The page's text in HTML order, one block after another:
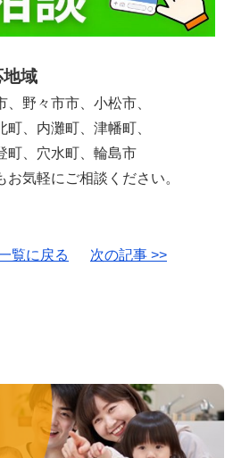
域
野々市市、小松市、
、内灘町、津幡町、
町、穴水町、輪島市
気軽にご相談ください。
覧に戻る 次の記事 >>